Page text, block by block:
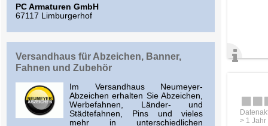
PC Armaturen GmbH
67117 Limburgerhof
Versandhaus für Abzeichen, Banner,
Fahnen und Zubehör
Im Versandhaus Neumeyer-
Abzeichen erhalten Sie Abzeichen,
Werbefahnen, Länder- und
Städtefahnen, Pins und vieles
mehr in unterschiedlichen
> 1 Jahr